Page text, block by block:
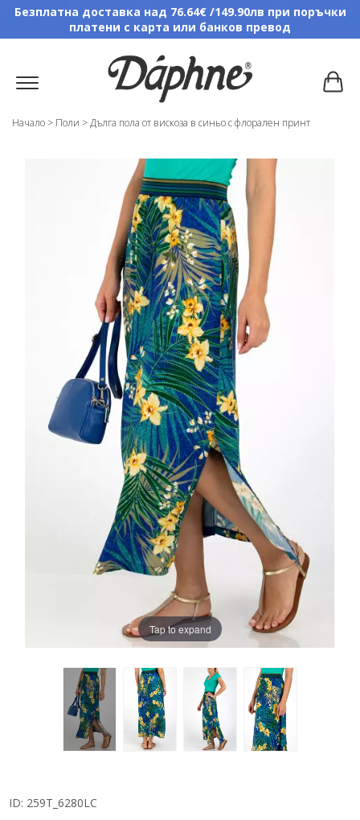
Безплатна доставка над 76.64€ /149.90лв при поръчки
платени с карта или банков превод
Начало > Поли >Дълга пола от вискоза в синьо с флорален принт
Tap to expand
ID: 259T_6280LC